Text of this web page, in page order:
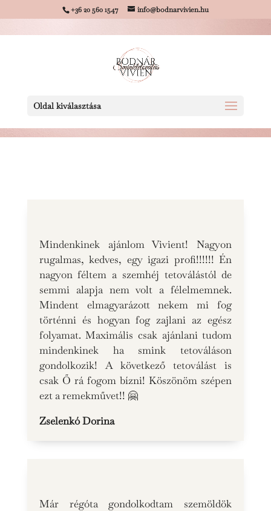
+36 20 560 1547 info@bodnarvivien.hu
Oldal kiválasztása
Mindenkinek ajánlom Vivient! Nagyon
rugalmas, kedves, egy igazi profi!!!!!! Én
nagyon féltem a szemhéj tetoválástól de
semmi alapja nem volt a félelmemnek.
Mindent elmagyarázott nekem mi fog
történni és hogyan fog zajlani az egész
folyamat. Maximális csak ajánlani tudom
mindenkinek ha smink tetováláson
gondolkozik! A következő tetoválást is
csak Ő rá fogom bízni! Köszönöm szépen
ezt a remekművet!! 🤗
Zselenkó Dorina
Már régóta gondolkodtam szemöldök